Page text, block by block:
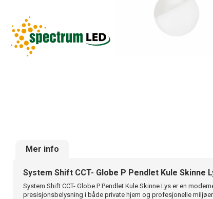
Mer info
System Shift CCT- Globe P Pendlet Kule Skinne
System Shift CCT- Globe P Pendlet Kule Skinne Lys er en
presisjonsbelysning i både private hjem og profesjonelle